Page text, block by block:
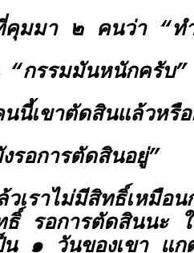
คุมมา ๒ คนว่า “ทำ
“กรรมมันหนักครับ”
นี้เขาตัดสินแล้วหรือ
รอการตัดสินอยู่”
วเราไม่มีสิทธิ์เหมือ
ธิ์ รอการตัดสินนะ
น ๑ วันของเขา แก